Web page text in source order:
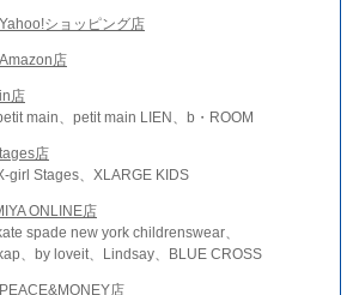
ショッピング店
店
店
main、petit main LIEN、b・ROOM
店
girl Stages、XLARGE KIDS
ONLINE店
spade new york childrenswear、
、by loveit、Lindsay、BLUE CROSS
店